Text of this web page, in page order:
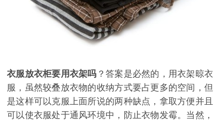
衣服放衣柜要用衣架吗 ？答案是必然的，用衣架晾衣
服，虽然较叠放衣物的收纳方式要占更多的空间，但
是这样可以克服上面所说的两种缺点，拿取方便并且
可以使衣服处于通风环境中，防止衣物发霉。当然，